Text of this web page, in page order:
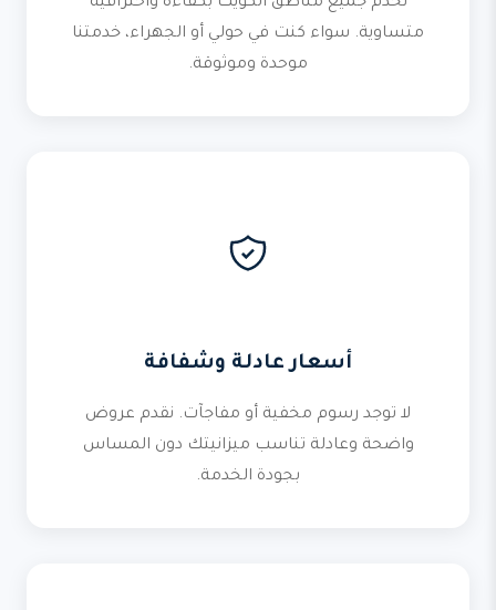
متساوية. سواء كنت في حولي أو الجهراء، خدمتنا
موحدة وموثوقة.
أسعار عادلة وشفافة
لا توجد رسوم مخفية أو مفاجآت. نقدم عروض
واضحة وعادلة تناسب ميزانيتك دون المساس
بجودة الخدمة.